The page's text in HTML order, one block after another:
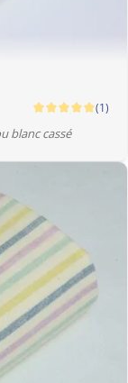
(1)
blanc cassé